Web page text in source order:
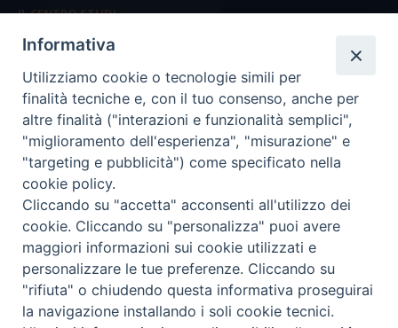
IL CENTRO STUDI
La nostra storia
Statuto
Presidenza e ufficio presidenza
Consiglio scientifico
Coordinamento nazionale
COPYRIGHT Scienza & Vita - C.F96600690588- Tutti i
diritti -Privacy- Credits
Informativa
Utilizziamo cookie o tecnologie simili per
finalità tecniche e, con il tuo consenso, anche per
altre finalità ("interazioni e funzionalità semplici",
"miglioramento dell'esperienza", "misurazione" e
"targeting e pubblicità") come specificato nella
cookie policy.
Cliccando su "accetta" acconsenti all'utilizzo dei
cookie. Cliccando su "personalizza" puoi avere
maggiori informazioni sui cookie utilizzati e
personalizzare le tue preferenze. Cliccando su
"rifiuta" o chiudendo questa informativa proseguirai
la navigazione installando i soli cookie tecnici.